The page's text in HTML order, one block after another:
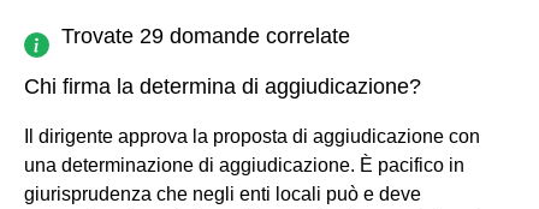
Trovate 29 domande correlate
Chi firma la determina di aggiudicazione?
Il dirigente approva la proposta di aggiudicazione con
una determinazione di aggiudicazione. È pacifico in
giurisprudenza che negli enti locali può e deve